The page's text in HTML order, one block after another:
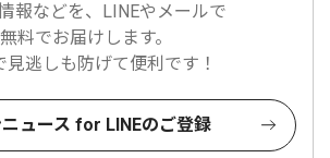
報などを、LINEやメールで
無料でお届けします。
見逃しも防げて便利です！
ュース for LINEのご登録